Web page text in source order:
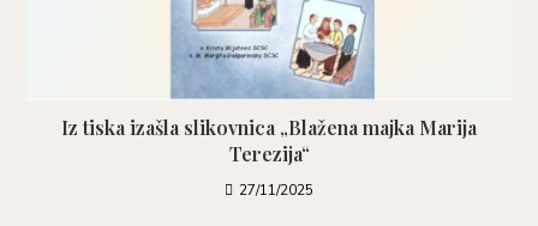
Iz tiska izašla slikovnica „Blažena majka Marija
Terezija“
27/11/2025